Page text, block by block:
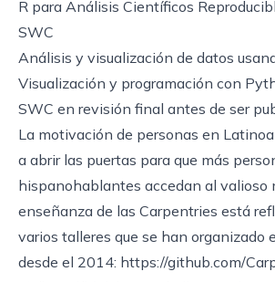
R para Análisis Científicos
SWC
Análisis y visualización de datos
Visualización y programación con
SWC en revisión final antes de ser
La motivación de personas en
a abrir las puertas para que más
hispanohablantes accedan al valioso
enseñanza de las Carpentries está
varios talleres que se han organizado
desde el 2014: https://github.com/